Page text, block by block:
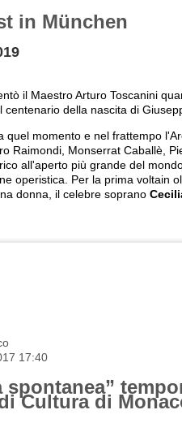
in München
il Maestro Arturo Toscanini
centenario della nascita di
quel momento e nel frattempo
Raimondi, Monserrat Caballè,
all'aperto più grande del
operistica. Per la prima voltain
donna, il celebre soprano
17:40
Cultura di